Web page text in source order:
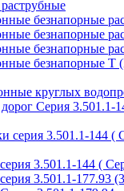
безнапорные
безнапорные
безнапорные
безнапорные
круглых
Серия 3.501.1-
серия 3.501.1-144
3.501.1-144 (
3.501.1-177.93